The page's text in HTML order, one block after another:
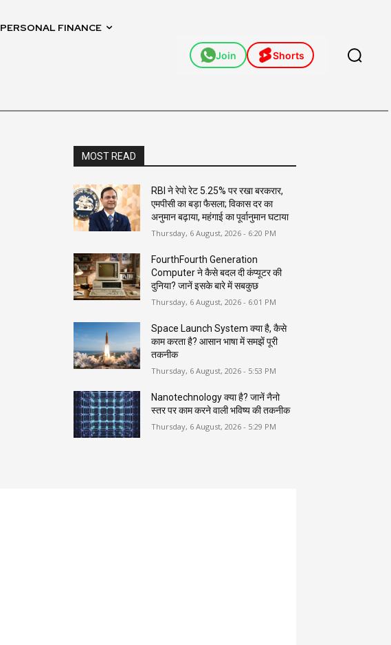
PERSONAL FINANCE
Join Shorts
MOST READ
RBI ने रेपो रेट 5.25% पर रखा बरकरार,
एमपीसी का बड़ा फैसला; विकास दर का
अनुमान बढ़ाया, महंगाई का पूर्वानुमान घटाया
Thursday, 6 August, 2026 - 6:20 PM
FourthFourth Generation
Computer ने कैसे बदल दी कंप्यूटर की
दुनिया? जानें इसके बारे में सबकुछ
Thursday, 6 August, 2026 - 6:01 PM
Space Launch System क्या है, कैसे
काम करता है? आसान भाषा में समझें पूरी
तकनीक
Thursday, 6 August, 2026 - 5:53 PM
Nanotechnology क्या है? जानें नैनो
स्तर पर काम करने वाली भविष्य की तकनीक
Thursday, 6 August, 2026 - 5:29 PM